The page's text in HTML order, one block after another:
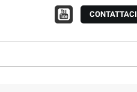
CONTATTACI